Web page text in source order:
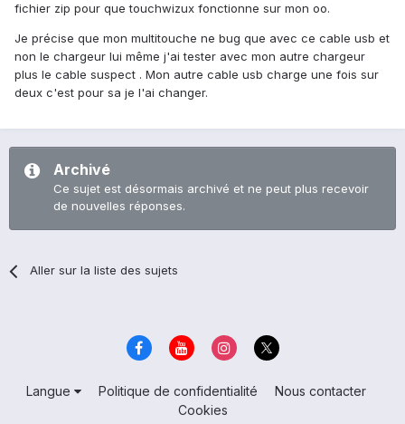
fichier zip pour que touchwizux fonctionne sur mon oo.
Je précise que mon multitouche ne bug que avec ce cable usb et
non le chargeur lui même j'ai tester avec mon autre chargeur
plus le cable suspect . Mon autre cable usb charge une fois sur
deux c'est pour sa je l'ai changer.
Archivé
Ce sujet est désormais archivé et ne peut plus recevoir
de nouvelles réponses.
Aller sur la liste des sujets
Langue Politique de confidentialité
Nous contacter
Cookies